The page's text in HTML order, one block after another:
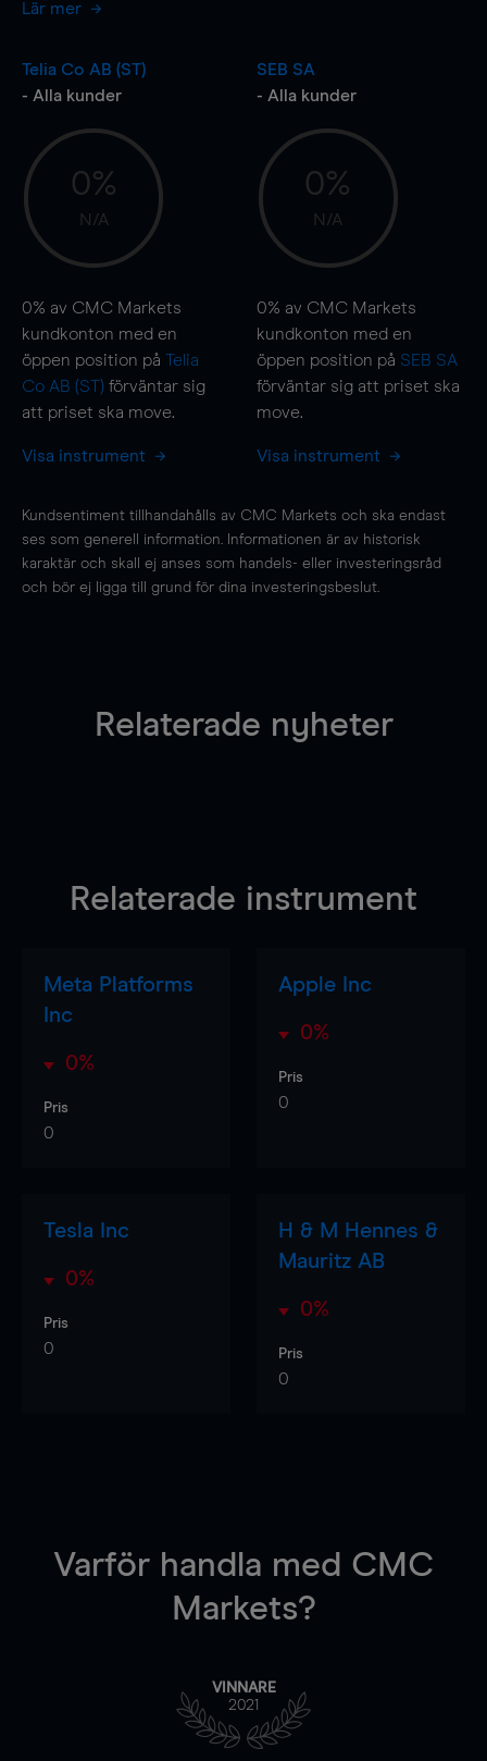
Lär mer
Telia Co AB (ST)
- Alla kunder
0%
N/A
0% av CMC Markets
kundkonton med en
öppen position på Telia
Co AB (ST) förväntar sig
att priset ska move.
Visa instrument
SEB SA
- Alla kunder
0%
N/A
0% av CMC Markets
kundkonton med en
öppen position på SEB SA
förväntar sig att priset ska
move.
Visa instrument
Kundsentiment tillhandahålls av CMC Markets och ska endast
ses som generell information. Informationen är av historisk
karaktär och skall ej anses som handels- eller investeringsråd
och bör ej ligga till grund för dina investeringsbeslut.
Relaterade nyheter
Relaterade instrument
Meta Platforms
Inc
0%
Pris
0
Apple Inc
0%
Pris
0
Tesla Inc
0%
Pris
0
H & M Hennes &
Mauritz AB
0%
Pris
0
Varför handla med CMC
Markets?
VINNARE
2021